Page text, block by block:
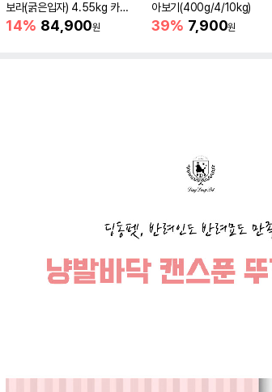
보라(굵은입자) 4.55kg 카사
바모래
14% 84,900원
아보기(400g/4/10kg)
39% 7,900원